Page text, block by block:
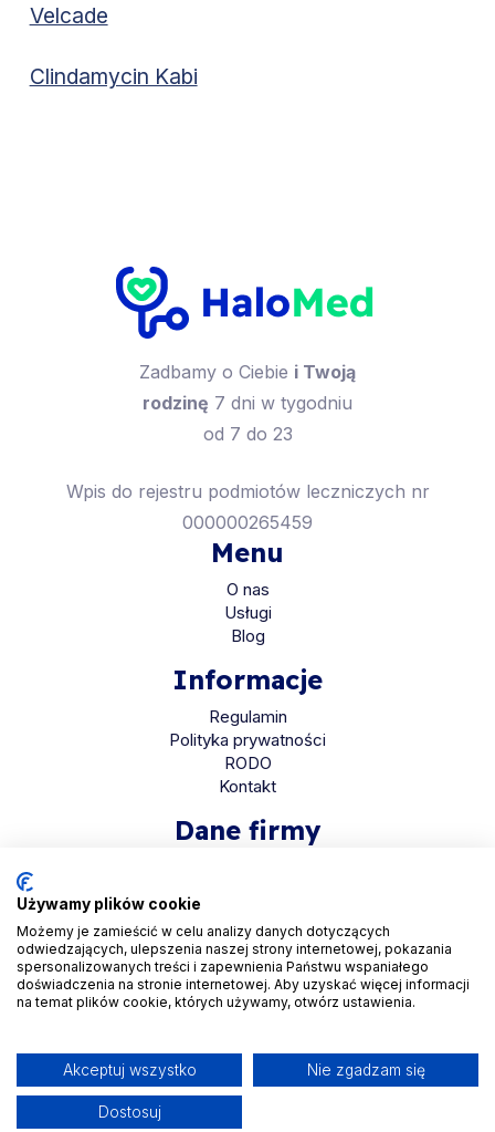
Velcade
Clindamycin Kabi
Zadbamy o Ciebie i Twoją
rodzinę 7 dni w tygodniu
od 7 do 23
Wpis do rejestru podmiotów leczniczych nr
000000265459
Menu
O nas
Usługi
Blog
Informacje
Regulamin
Polityka prywatności
RODO
Kontakt
Dane firmy
ul. Bolkowska 2D
01-466 Warszawa
KRS 0001048558
REGON 525935069
NIP 5223265608
Używamy plików cookie
Możemy je zamieścić w celu analizy danych dotyczących
odwiedzających, ulepszenia naszej strony internetowej, pokazania
spersonalizowanych treści i zapewnienia Państwu wspaniałego
doświadczenia na stronie internetowej. Aby uzyskać więcej informacji
na temat plików cookie, których używamy, otwórz ustawienia.
Akceptuj wszystko Nie zgadzam się
Dostosuj